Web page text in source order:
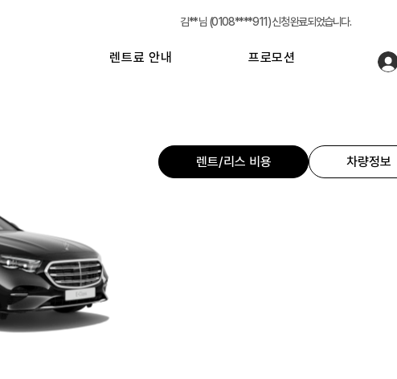
김** 님 (0108****911) 신청 완료되었습니다.
렌트료 안내 프로모션
렌트/리스 비용 차량정보